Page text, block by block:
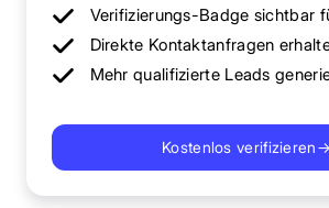
Verifizierungs-Badge sichtbar
Direkte Kontaktanfragen
Mehr qualifizierte Leads
Kostenlos verifizieren→